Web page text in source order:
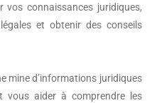
connaissances juridiques,
et obtenir des conseils
mine d’informations juridiques
vous aider à comprendre les